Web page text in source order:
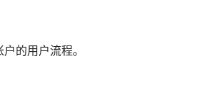
的用户流程。